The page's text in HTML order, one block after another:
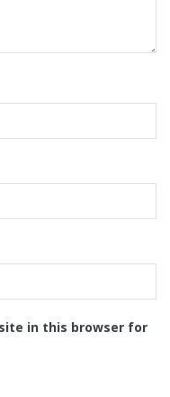
in this browser for